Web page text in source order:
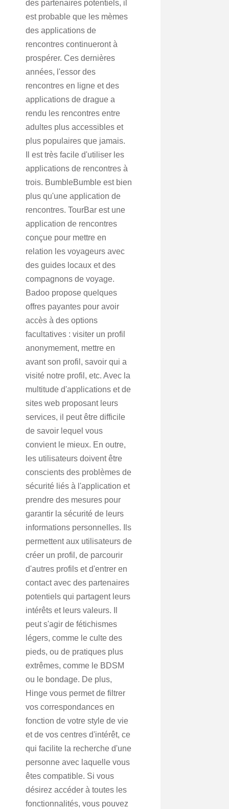
des partenaires potentiels, il
est probable que les mèmes
des applications de
rencontres continueront à
prospérer. Ces dernières
années, l'essor des
rencontres en ligne et des
applications de drague a
rendu les rencontres entre
adultes plus accessibles et
plus populaires que jamais.
Il est très facile d'utiliser les
applications de rencontres à
trois. BumbleBumble est bien
plus qu'une application de
rencontres. TourBar est une
application de rencontres
conçue pour mettre en
relation les voyageurs avec
des guides locaux et des
compagnons de voyage.
Badoo propose quelques
offres payantes pour avoir
accès à des options
facultatives : visiter un profil
anonymement, mettre en
avant son profil, savoir qui a
visité notre profil, etc. Avec la
multitude d'applications et de
sites web proposant leurs
services, il peut être difficile
de savoir lequel vous
convient le mieux. En outre,
les utilisateurs doivent être
conscients des problèmes de
sécurité liés à l'application et
prendre des mesures pour
garantir la sécurité de leurs
informations personnelles. Ils
permettent aux utilisateurs de
créer un profil, de parcourir
d'autres profils et d'entrer en
contact avec des partenaires
potentiels qui partagent leurs
intérêts et leurs valeurs. Il
peut s'agir de fétichismes
légers, comme le culte des
pieds, ou de pratiques plus
extrêmes, comme le BDSM
ou le bondage. De plus,
Hinge vous permet de filtrer
vos correspondances en
fonction de votre style de vie
et de vos centres d'intérêt, ce
qui facilite la recherche d'une
personne avec laquelle vous
êtes compatible. Si vous
désirez accéder à toutes les
fonctionnalités, vous pouvez